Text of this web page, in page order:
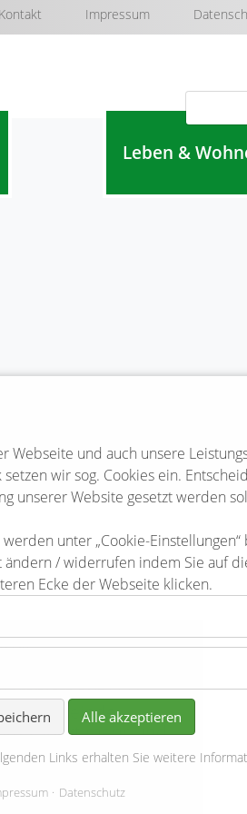
Kontakt Impressum
Leben &
auf LED
Gemeinde
spart mehr und
Rathaus komplett auf LED umgerüstet:
und auch unsere
wir sog. Cookies ein.
unserer Website gesetzt werden
unter „Cookie-
/ widerrufen indem Sie auf
Ecke der Webseite klicken.
Alle akzeptieren
Links erhalten Sie weitere
Datenschutz